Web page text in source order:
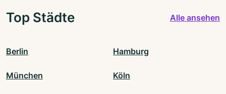
Top Städte Alle ansehen
Berlin Hamburg
München Köln